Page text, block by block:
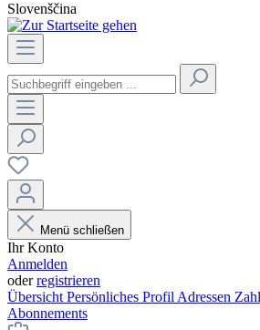
Slovenščina
Menü schließen
Ihr Konto
Anmelden
oderregistrieren
Übersicht Persönliches Profil Adressen
Abonnements